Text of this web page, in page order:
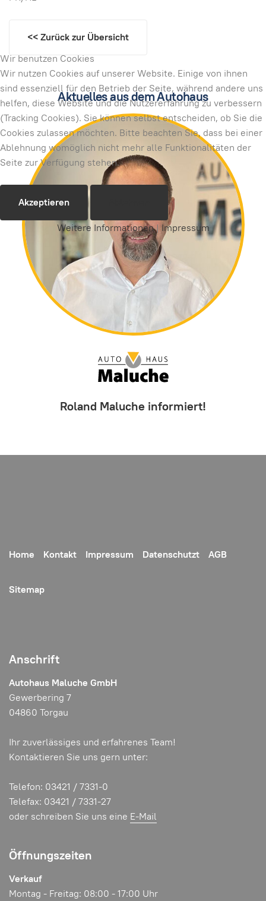
<< Zurück zur Übersicht
Aktuelles aus dem Autohaus
Roland Maluche informiert!
Home Kontakt Impressum Datenschutzt AGB
Sitemap
Anschrift
Autohaus Maluche GmbH
Gewerbering 7
04860 Torgau
Ihr zuverlässiges und erfahrenes Team!
Kontaktieren Sie uns gern unter:
Telefon: 03421 / 7331-0
Telefax: 03421 / 7331-27
oder schreiben Sie uns eine E-Mail
Öffnungszeiten
Verkauf
Montag - Freitag: 08:00 - 17:00 Uhr
Wir benutzen Cookies
Wir nutzen Cookies auf unserer Website. Einige von ihnen
sind essenziell für den Betrieb der Seite, während andere uns
helfen, diese Website und die Nutzererfahrung zu verbessern
(Tracking Cookies). Sie können selbst entscheiden, ob Sie die
Cookies zulassen möchten. Bitte beachten Sie, dass bei einer
Ablehnung womöglich nicht mehr alle Funktionalitäten der
Seite zur Verfügung stehen.
Akzeptieren
Weitere Informationen| Impressum